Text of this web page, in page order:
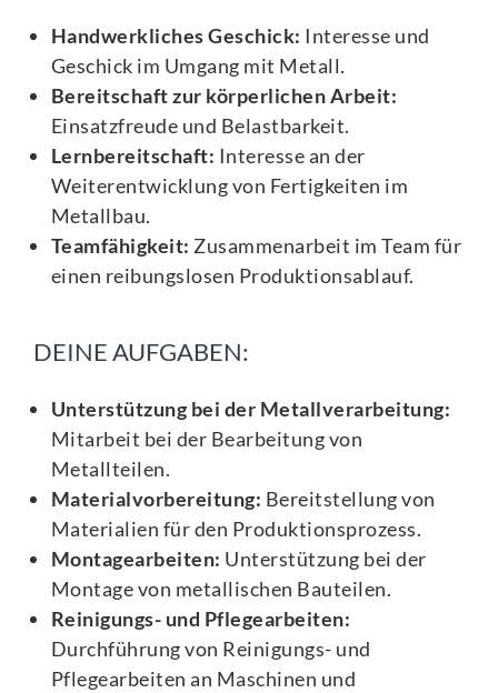
Handwerkliches Geschick: Interesse und
Geschick im Umgang mit Metall.
Bereitschaft zur körperlichen Arbeit:
Einsatzfreude und Belastbarkeit.
Lernbereitschaft: Interesse an der
Weiterentwicklung von Fertigkeiten im
Metallbau.
Teamfähigkeit: Zusammenarbeit im Team für
einen reibungslosen Produktionsablauf.
DEINE AUFGABEN:
Unterstützung bei der Metallverarbeitung:
Mitarbeit bei der Bearbeitung von
Metallteilen.
Materialvorbereitung: Bereitstellung von
Materialien für den Produktionsprozess.
Montagearbeiten: Unterstützung bei der
Montage von metallischen Bauteilen.
Reinigungs- und Pflegearbeiten:
Durchführung von Reinigungs- und
Pflegearbeiten an Maschinen und